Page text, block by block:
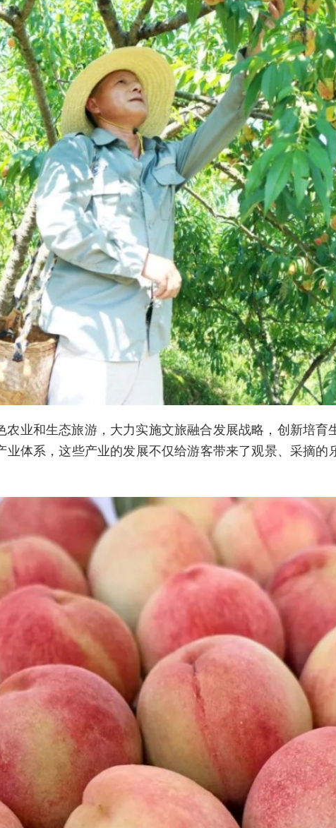
业和生态旅游，大力实施文旅融合发展战略，创新培育
体系，这些产业的发展不仅给游客带来了观景、采摘